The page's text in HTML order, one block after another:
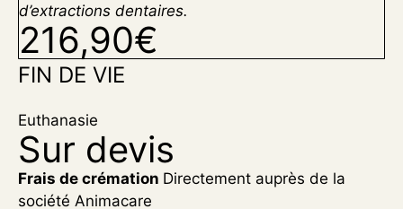
d’extractions dentaires.
216,90€
FIN DE VIE
Euthanasie
Sur devis
Frais de crémation Directement auprès de la
société Animacare